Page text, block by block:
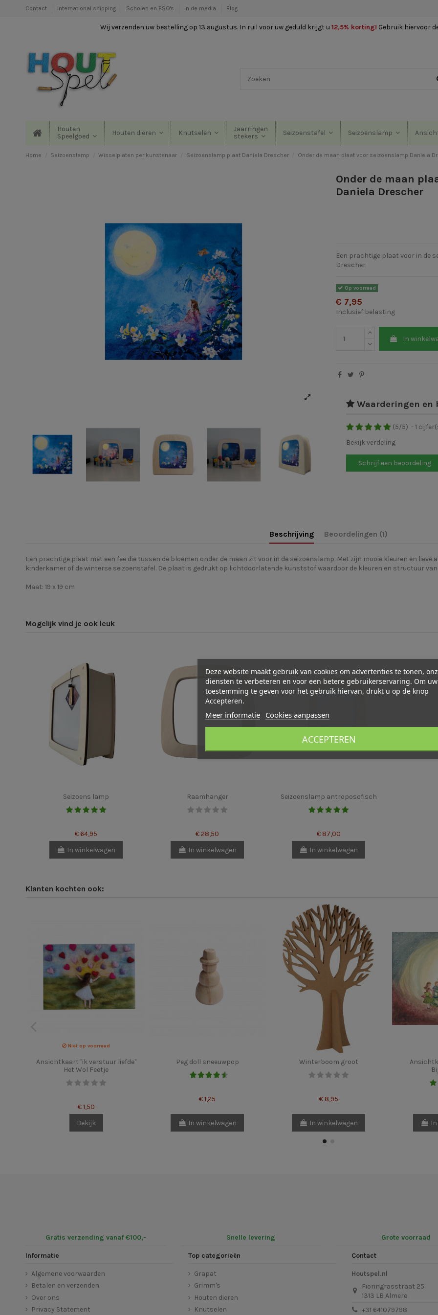
Contact International shipping Scholen en BSO's In de media Blog
Wij verzenden uw bestelling op 13 augustus. In ruil voor uw geduld krijgt u 12,5% korting! Gebruik hiervoor
Houten
Speelgoed
Houten dieren Knutselen
Jaarringen
stekers
Seizoenstafel Seizoenslamp
Home Seizoenslamp Wisselplaten per kunstenaar Seizoenslamp plaat Daniela Drescher Onder de maan plaat voor seizoenslamp Daniela
Onder de maan
Daniela Drescher
Een prachtige plaat voor in de
Drescher
Op voorraad
€ 7,95
Inclusief belasting
In
Waarderingen en
(5/5) - 1
Bekijk verdeling
Schrijf een beoordeling
Beschrijving Beoordelingen (1)
Een prachtige plaat met een fee die tussen de bloemen onder de maan zit voor in de seizoenslamp. Met zijn mooie kleuren en
kinderkamer of de winterse seizoenstafel. De plaat is gedrukt op lichtdoorlatende kunststof waardoor de kleuren en structuur
Maat: 19 x 19 cm
Mogelijk vind je ook leuk
Seizoens lamp
€ 64,95
In winkelwagen
Raamhanger
€ 28,50
In winkelwagen
Seizoenslamp antroposofisch
€ 87,00
In winkelwagen
Klanten kochten ook:
Niet op voorraad
Ansichtkaart "ik verstuur liefde"
Het Wol Feetje
€ 1,50
Bekijk
Peg doll sneeuwpop
€ 1,25
In winkelwagen
Winterboom groot
€ 8,95
In winkelwagen
Gratis verzending vanaf €100,- Snelle levering Grote voorraad
Informatie
Algemene voorwaarden
Betalen en verzenden
Over ons
Privacy Statement
Top categorieën
Grapat
Grimm's
Houten dieren
Knutselen
Contact
Houtspel.nl
Fioringrasstraat 25
1313 LB Almere
+31 641079798
Deze website maakt gebruik van cookies om advertenties te tonen,
diensten te verbeteren en voor een betere gebruikerservaring. Om uw
toestemming te geven voor het gebruik hiervan, drukt u op de knop
Accepteren.
Meer informatie Cookies aanpassen
ACCEPTEREN